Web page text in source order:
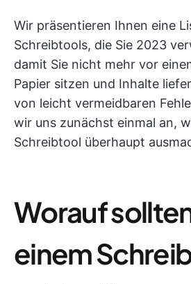
Wir präsentieren Ihnen eine
Schreibtools, die Sie 2023
damit Sie nicht mehr vor
Papier sitzen und Inhalte
von leicht vermeidbaren
wir uns zunächst einmal an,
Schreibtool überhaupt
Worauf
einem